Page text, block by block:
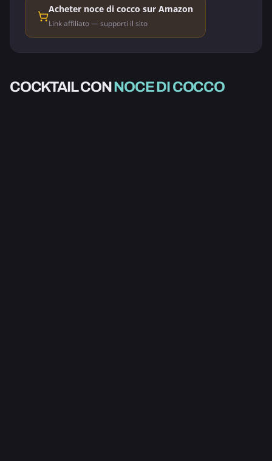
Acheter noce di cocco sur Amazon
Link affiliato — supporti il sito
COCKTAIL CONNOCE DI COCCO
ELDORADO COCCO